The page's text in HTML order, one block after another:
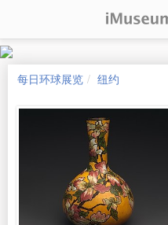
每日环球展览 纽约